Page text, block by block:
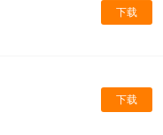
下载
下载